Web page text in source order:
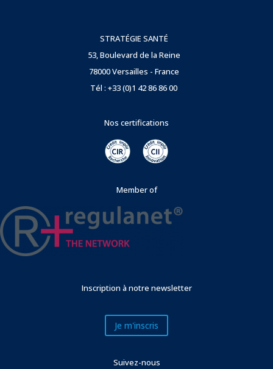
STRATÉGIE SANTÉ
53, Boulevard de la Reine
78000 Versailles - France
Tél : +33 (0)1 42 86 86 00
Nos certifications
Member of
Inscription à notre newsletter
Je m'inscris
Suivez-nous